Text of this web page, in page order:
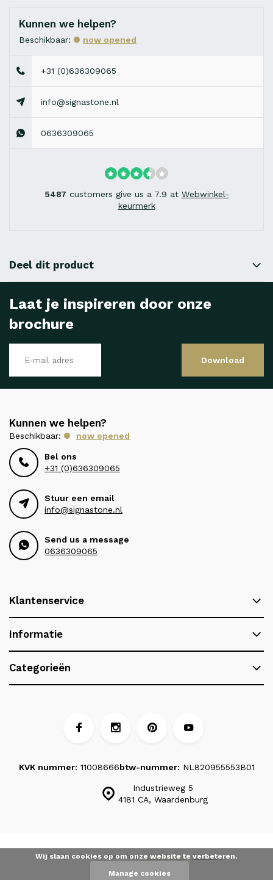
Kunnen we helpen?
Beschikbaar: now opened
+31 (0)636309065
info@signastone.nl
0636309065
5487 customers give us a 7.9 at Webwinkel-
keurmerk
Deel dit product
Laat je inspireren door onze
brochure
Download
Kunnen we helpen?
Beschikbaar: now opened
Bel ons
+31 (0)636309065
Stuur een email
info@signastone.nl
Send us a message
0636309065
Klantenservice
Informatie
Categorieën
Industrieweg 5
4181 CA, Waardenburg
KVK nummer: 11008666btw-nummer: NL820955553B01
© Signa Stone- Webshop: Emarkable Sitemap
Wij slaan cookies op om onze website te verbeteren.
Manage cookies